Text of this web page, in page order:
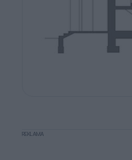
REKLAMA